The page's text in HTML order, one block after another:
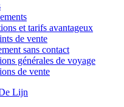
et tarifs avantageux
de vente
sans contact
générales de voyage
de vente
Lijn